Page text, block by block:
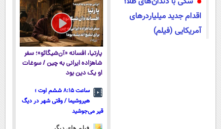
اقدام جدید میلیاردرهای
آمریکایی (فیلم)
پارتیا، افسانه «آن‌شیگائو»؛ سفر
شاهزاده ایرانی به چین / سوغات
او یک دین بود
ساعت ۸:۱۵ ششم اوت ؛
هیروشیما / وقتی شهر در دیگ
قیر می‌جوشید